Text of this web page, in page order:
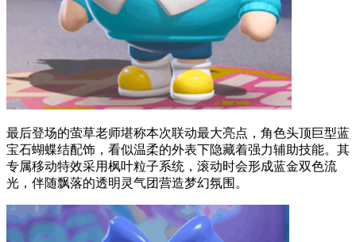
最后登场的萤草老师堪称本次联动最大亮点，角色头顶巨型蓝
宝石蝴蝶结配饰，看似温柔的外表下隐藏着强力辅助技能。其
专属移动特效采用枫叶粒子系统，滚动时会形成蓝金双色流
光，伴随飘落的透明灵气团营造梦幻氛围。